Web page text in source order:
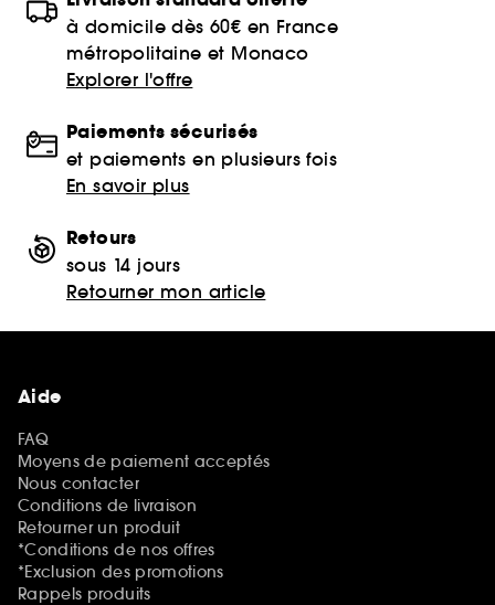
à domicile dès 60€ en France
métropolitaine et Monaco
Explorer l'offre
Paiements sécurisés
et paiements en plusieurs fois
En savoir plus
Retours
sous 14 jours
Retourner mon article
Aide
FAQ
Moyens de paiement acceptés
Nous contacter
Conditions de livraison
Retourner un produit
*Conditions de nos offres
*Exclusion des promotions
Rappels produits